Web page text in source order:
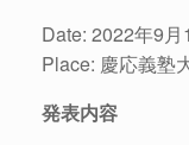
Date: 2022年9
Place: 慶応義塾
発表内容